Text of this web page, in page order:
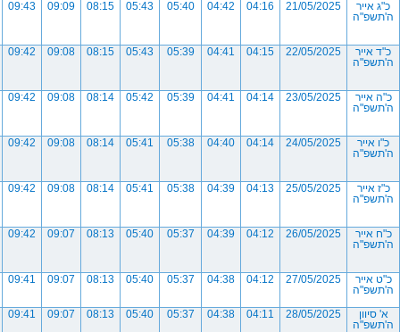
כ"ג אייר
ה'תשפ"ה
21/05/2025
04:16
04:42
05:40
05:43
08:15
09:09
09:43
כ"ד אייר
ה'תשפ"ה
22/05/2025
04:15
04:41
05:39
05:43
08:15
09:08
09:42
כ"ה אייר
ה'תשפ"ה
23/05/2025
04:14
04:41
05:39
05:42
08:14
09:08
09:42
כ"ו אייר
ה'תשפ"ה
24/05/2025
04:14
04:40
05:38
05:41
08:14
09:08
09:42
כ"ז אייר
ה'תשפ"ה
25/05/2025
04:13
04:39
05:38
05:41
08:14
09:08
09:42
כ"ח אייר
ה'תשפ"ה
26/05/2025
04:12
04:39
05:37
05:40
08:13
09:07
09:42
כ"ט אייר
ה'תשפ"ה
27/05/2025
04:12
04:38
05:37
05:40
08:13
09:07
09:41
א' סיוון
ה'תשפ"ה
28/05/2025
04:11
04:38
05:37
05:40
08:13
09:07
09:41